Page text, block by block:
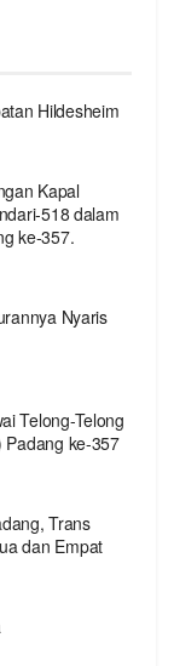
Hildesheim
Kapal
518 dalam
ke-357.
Nyaris
Telong-Telong
Padang ke-357
Trans
dan Empat